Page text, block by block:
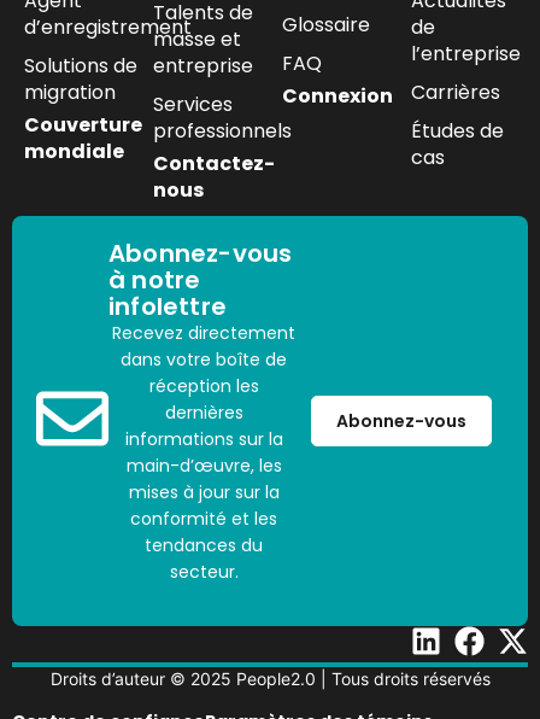
d’enregistrement
Solutions de
migration
Couverture
mondiale
Talents de
masse et
entreprise
Services
professionnels
Contactez-
nous
Glossaire
FAQ
Connexion
de
l’entreprise
Carrières
Études de
cas
Abonnez-vous
à notre
infolettre
Recevez directement
dans votre boîte de
réception les
dernières
informations sur la
main-d’œuvre, les
mises à jour sur la
conformité et les
tendances du
secteur.
Abonnez-vous
Droits d’auteur © 2025 People2.0 | Tous droits réservés